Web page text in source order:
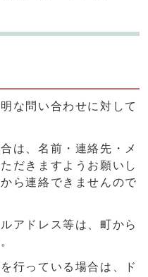
な問い合わせに対して
は、名前・連絡先・メ
だきますようお願いし
ら連絡できませんので
アドレス等は、町から
行っている場合は、ド